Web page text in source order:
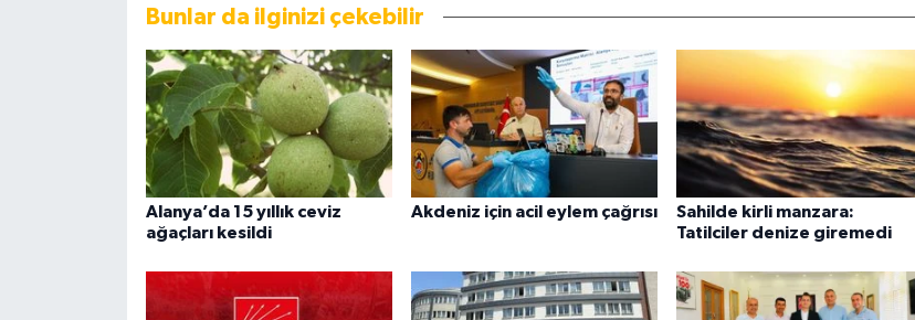
Bunlar da ilginizi çekebilir
Alanya’da 15 yıllık ceviz
ağaçları kesildi
Akdeniz için acil eylem çağrısı
Sahilde kirli manzara:
Tatilciler denize giremedi